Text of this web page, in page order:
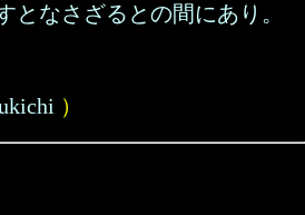
となさざるとの間にあり。
）